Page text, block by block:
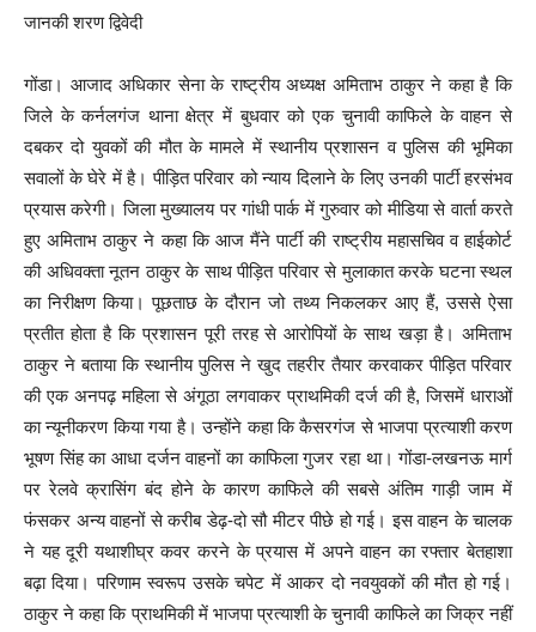
जानकी शरण द्विवेदी
गोंडा। आजाद अधिकार सेना के राष्ट्रीय अध्यक्ष अमिताभ ठाकुर ने कहा है कि
जिले के कर्नलगंज थाना क्षेत्र में बुधवार को एक चुनावी काफिले के वाहन से
दबकर दो युवकों की मौत के मामले में स्थानीय प्रशासन व पुलिस की भूमिका
सवालों के घेरे में है। पीड़ित परिवार को न्याय दिलाने के लिए उनकी पार्टी हरसंभव
प्रयास करेगी। जिला मुख्यालय पर गांधी पार्क में गुरुवार को मीडिया से वार्ता करते
हुए अमिताभ ठाकुर ने कहा कि आज मैंने पार्टी की राष्ट्रीय महासचिव व हाईकोर्ट
की अधिवक्ता नूतन ठाकुर के साथ पीड़ित परिवार से मुलाकात करके घटना स्थल
का निरीक्षण किया। पूछताछ के दौरान जो तथ्य निकलकर आए हैं, उससे ऐसा
प्रतीत होता है कि प्रशासन पूरी तरह से आरोपियों के साथ खड़ा है। अमिताभ
ठाकुर ने बताया कि स्थानीय पुलिस ने खुद तहरीर तैयार करवाकर पीड़ित परिवार
की एक अनपढ़ महिला से अंगूठा लगवाकर प्राथमिकी दर्ज की है, जिसमें धाराओं
का न्यूनीकरण किया गया है। उन्होंने कहा कि कैसरगंज से भाजपा प्रत्याशी करण
भूषण सिंह का आधा दर्जन वाहनों का काफिला गुजर रहा था। गोंडा-लखनऊ मार्ग
पर रेलवे क्रासिंग बंद होने के कारण काफिले की सबसे अंतिम गाड़ी जाम में
फंसकर अन्य वाहनों से करीब डेढ़-दो सौ मीटर पीछे हो गई। इस वाहन के चालक
ने यह दूरी यथाशीघ्र कवर करने के प्रयास में अपने वाहन का रफ्तार बेतहाशा
बढ़ा दिया। परिणाम स्वरूप उसके चपेट में आकर दो नवयुवकों की मौत हो गई।
ठाकुर ने कहा कि प्राथमिकी में भाजपा प्रत्याशी के चुनावी काफिले का जिक्र नहीं